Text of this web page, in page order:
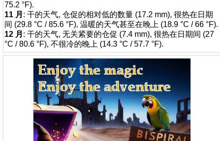
75.2 °F).
11 月 : 干的天气, 仓促的相对低的数量 (17.2 mm), 很热在日期
间 (29.8 °C / 85.6 °F), 温暖的天气甚至在晚上 (18.9 °C / 66 °F).
12 月 : 干的天气, 无关紧要的仓促 (7.4 mm), 很热在日期间 (27
°C / 80.6 °F), 不很冷的晚上 (14.3 °C / 57.7 °F).